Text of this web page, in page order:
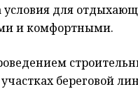
условия для
и комфортными.
береговой